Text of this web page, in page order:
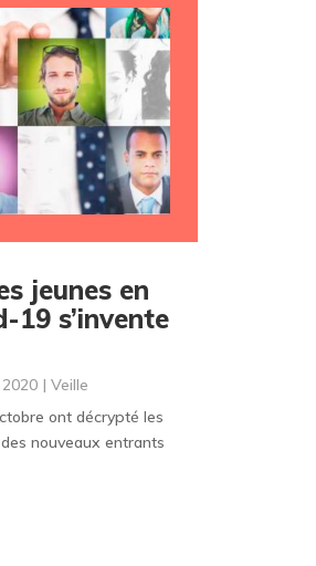
jeunes en
19 s’invente
|Veille
ont décrypté les
nouveaux entrants